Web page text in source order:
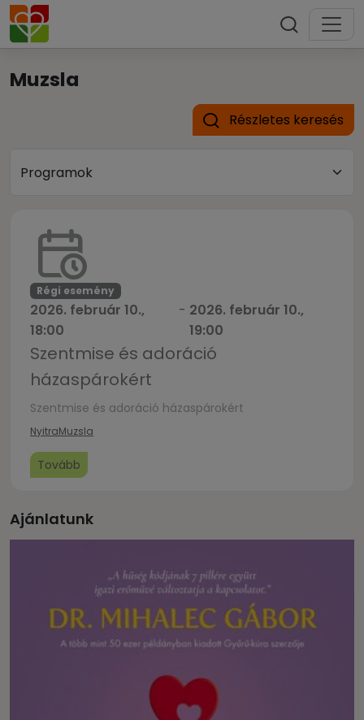
Muzsla
Részletes keresés
Régi esemény
2026. február 10.,
18:00
- 2026. február 10.,
19:00
Szentmise és adoráció
házaspárokért
Szentmise és adoráció házaspárokért
NyitraMuzsla
Tovább
Ajánlatunk